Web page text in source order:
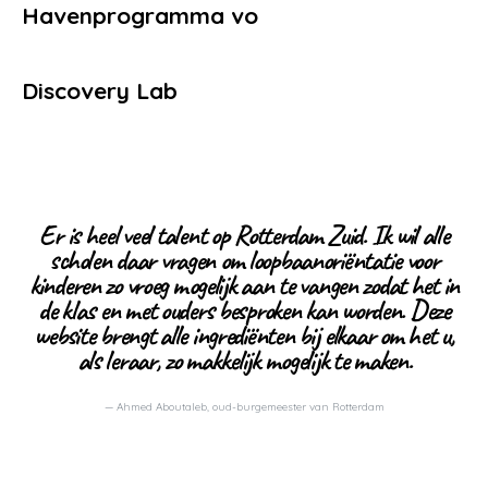
Havenprogramma vo
Discovery Lab
Er is heel veel talent op Rotterdam Zuid. Ik wil alle
scholen daar vragen om loopbaanoriëntatie voor
kinderen zo vroeg mogelijk aan te vangen zodat het in
de klas en met ouders besproken kan worden. Deze
website brengt alle ingrediënten bij elkaar om het u,
als leraar, zo makkelijk mogelijk te maken.
Ahmed Aboutaleb, oud-burgemeester van Rotterdam